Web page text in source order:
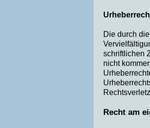
Die durch
schriftlichen
nicht
Recht am